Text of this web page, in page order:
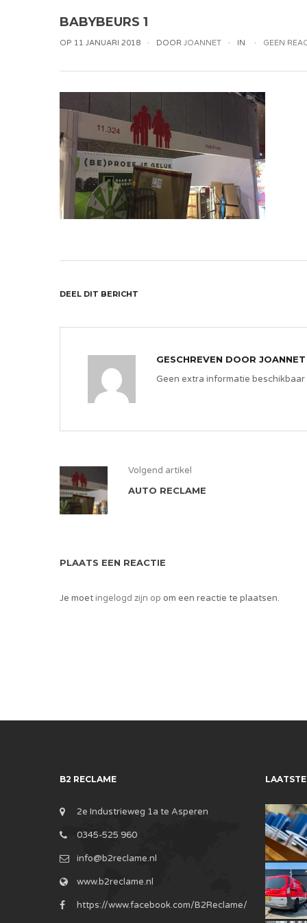
BABYBEURS 1
OP 11 JANUARI 2018 DOOR JOANNET IN GEEN
DEEL DIT BERICHT
GESCHREVEN DOOR JOANNET
Geen extra informatie beschikbaar
Volgend artikel
AUTO RECLAME
PLAATS EEN REACTIE
Je moetingelogd zijn op om een reactie te plaatsen.
B2 RECLAME
2e Industrieweg 1a te Asperen
0345-525 960
info@b2reclame.nl
www.b2reclame.nl
https://www.facebook.com/B2Reclame/